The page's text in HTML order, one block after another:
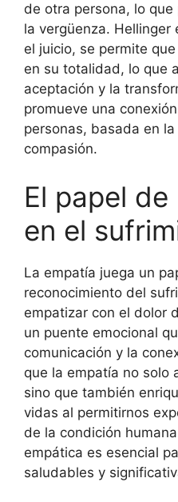
de otra persona, lo
la vergüenza.
el juicio, se permite
en su totalidad, lo que
aceptación y la
promueve una
personas, basada en
compasión.
El papel
en el
La empatía juega un
reconocimiento del
empatizar con el dolor
un puente emocional
comunicación y la
que la empatía no solo
sino que también
vidas al permitirnos
de la condición
empática es esencial
saludables y